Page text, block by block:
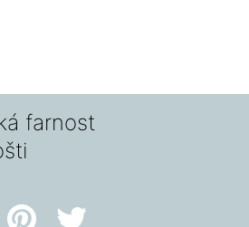
farnost